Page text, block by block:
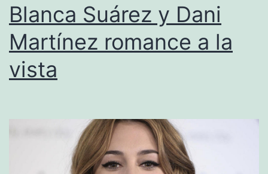
Blanca Suárez y Dani
Martínez romance a la
vista